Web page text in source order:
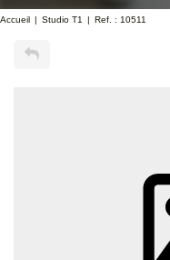
Accueil Studio T1 Ref. : 10511